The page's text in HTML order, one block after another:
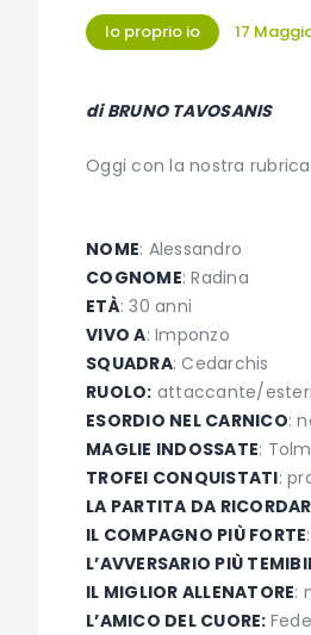
Io proprio io 17
di BRUNO TAVOSANIS
Oggi con la nostra
NOME: Alessandro
COGNOME: Radina
ETÀ: 30 anni
VIVO A: Imponzo
SQUADRA: Cedarchis
RUOLO: attaccante/
ESORDIO NEL CARNICO:
MAGLIE INDOSSATE:
TROFEI CONQUISTATI:
LA PARTITA DA
IL COMPAGNO PIÙ FORTE
L’AVVERSARIO PIÙ
IL MIGLIOR ALLENATORE:
L’AMICO DEL CUORE: